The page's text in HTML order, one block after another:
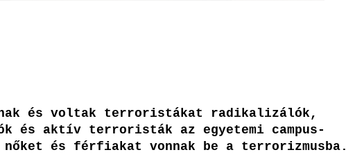
és voltak terroristákat radikalizálók,
és aktív terroristák az egyetemi campus-
és férfiakat vonnak be a terrorizmusba.